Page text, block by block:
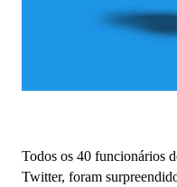
Todos os 40 funcionários
Twitter, foram